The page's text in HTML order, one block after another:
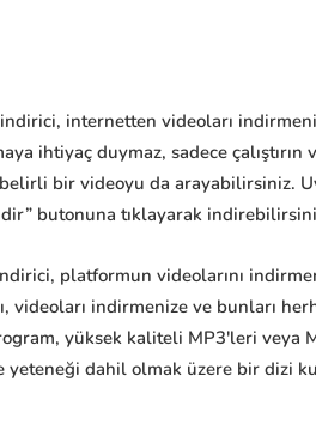
internetten videoları
ihtiyaç duymaz, sadece
bir videoyu da arayabilirsiniz.
butonuna tıklayarak
platformun videolarını
videoları indirmenize ve bunları
yüksek kaliteli MP3'leri veya
yeteneği dahil olmak üzere bir dizi